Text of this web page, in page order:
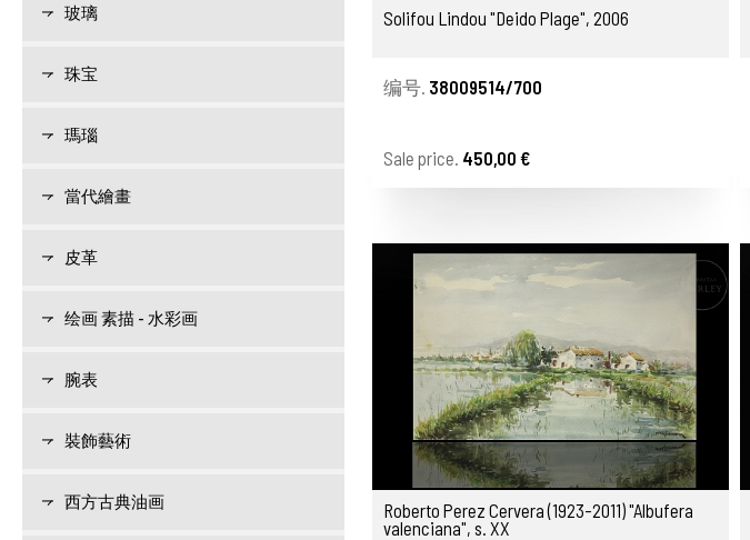
玻璃
珠宝
瑪瑙
當代繪畫
皮革
绘画 素描 - 水彩画
腕表
裝飾藝術
西方古典油画
Solifou Lindou "Deido Plage", 2006
编号. 38009514/700
Sale price. 450,00 €
Roberto Perez Cervera (1923-2011) "Albufera
valenciana", s. XX